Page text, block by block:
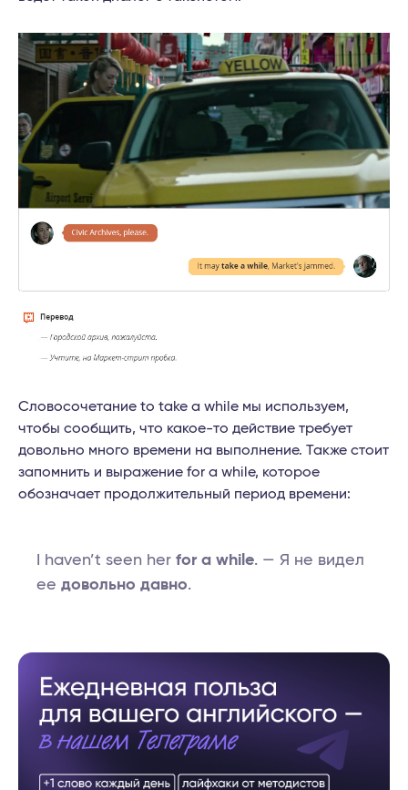
Словосочетание to take a while мы используем,
чтобы сообщить, что какое-то действие требует
довольно много времени на выполнение. Также стоит
запомнить и выражение for a while, которое
обозначает продолжительный период времени:
I haven’t seen her for a while. — Я не видел
ее довольно давно.